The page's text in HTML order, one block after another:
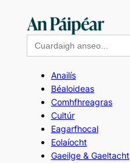
contentSearch
for:
Anailís
Béaloideas
Comhfhreagras
Cultúr
Eagarfhocal
Eolaíocht
Gaeilge & Gaeltacht